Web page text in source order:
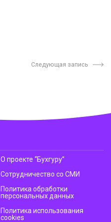
Следующая запись
О проекте “Бухгуру”
Сотрудничество со СМИ
Политика обработки
персональных данных
Политика использования
cookies